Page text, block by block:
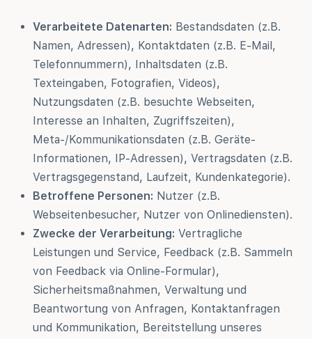
Verarbeitete Datenarten: Bestandsdaten (z.B.
Namen, Adressen), Kontaktdaten (z.B. E-Mail,
Telefonnummern), Inhaltsdaten (z.B.
Texteingaben, Fotografien, Videos),
Nutzungsdaten (z.B. besuchte Webseiten,
Interesse an Inhalten, Zugriffszeiten),
Meta-/Kommunikationsdaten (z.B. Geräte-
Informationen, IP-Adressen), Vertragsdaten (z.B.
Vertragsgegenstand, Laufzeit, Kundenkategorie).
Betroffene Personen: Nutzer (z.B.
Webseitenbesucher, Nutzer von Onlinediensten).
Zwecke der Verarbeitung: Vertragliche
Leistungen und Service, Feedback (z.B. Sammeln
von Feedback via Online-Formular),
Sicherheitsmaßnahmen, Verwaltung und
Beantwortung von Anfragen, Kontaktanfragen
und Kommunikation, Bereitstellung unseres